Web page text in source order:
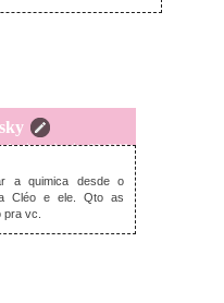
domingo, janeiro 06, 2013
a quimica desde o
Cléo e ele. Qto as
vc.